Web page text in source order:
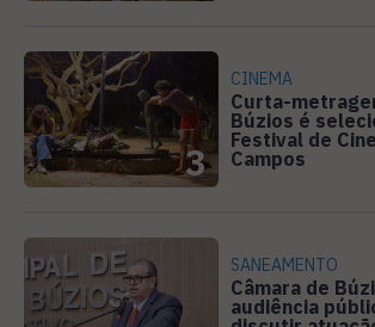
3
CINEMA
Curta-
Búzios é
Festival de
Campos
SANEAMENTO
Câmara de
audiência